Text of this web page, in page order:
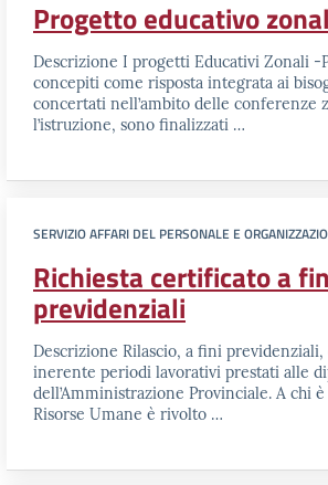
Progetto educativo
Descrizione I progetti Educativi Zonali -
concepiti come risposta integrata ai
concertati nell’ambito delle conferenze
l’istruzione, sono finalizzati …
SERVIZIO AFFARI DEL PERSONALE E
Richiesta certificato a
previdenziali
Descrizione Rilascio, a fini
inerente periodi lavorativi prestati alle
dell’Amministrazione Provinciale. A chi
Risorse Umane è rivolto …